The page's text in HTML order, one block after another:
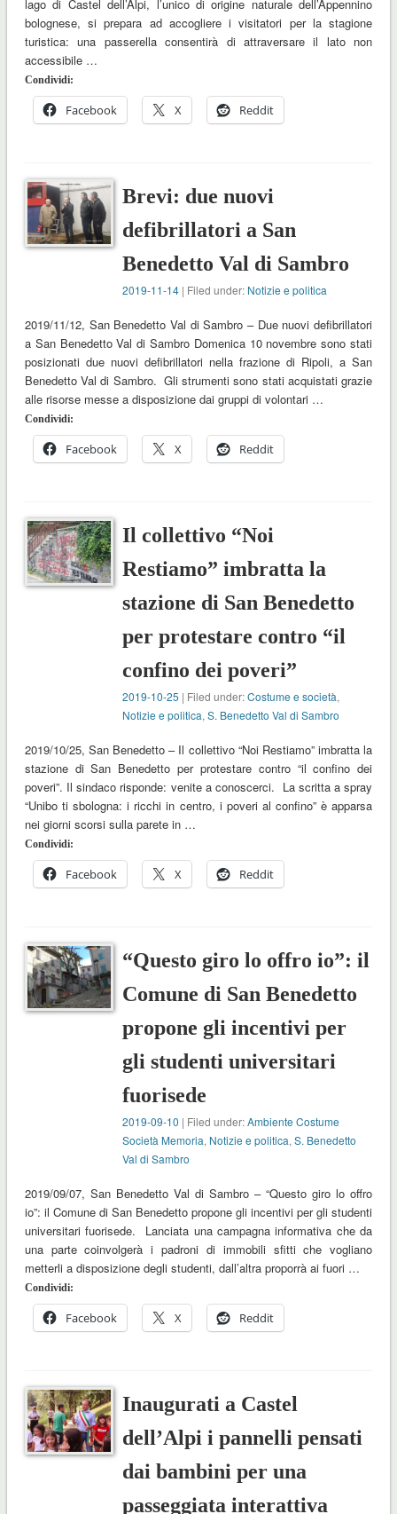
lago di Castel dell’Alpi, l’unico di origine naturale dell’Appennino
bolognese, si prepara ad accogliere i visitatori per la stagione
turistica: una passerella consentirà di attraversare il lato non
accessibile …
Condividi:
Facebook X Reddit
Brevi: due nuovi
defibrillatori a San
Benedetto Val di Sambro
2019-11-14 | Filed under: Notizie e politica
2019/11/12, San Benedetto Val di Sambro – Due nuovi defibrillatori
a San Benedetto Val di Sambro Domenica 10 novembre sono stati
posizionati due nuovi defibrillatori nella frazione di Ripoli, a San
Benedetto Val di Sambro. Gli strumenti sono stati acquistati grazie
alle risorse messe a disposizione dai gruppi di volontari …
Condividi:
Facebook X Reddit
Il collettivo “Noi
Restiamo” imbratta la
stazione di San Benedetto
per protestare contro “il
confino dei poveri”
2019-10-25 | Filed under:Costume e società,
Notizie e politica,S. Benedetto Val di Sambro
2019/10/25, San Benedetto – Il collettivo “Noi Restiamo” imbratta la
stazione di San Benedetto per protestare contro “il confino dei
poveri”. Il sindaco risponde: venite a conoscerci. La scritta a spray
“Unibo ti sbologna: i ricchi in centro, i poveri al confino” è apparsa
nei giorni scorsi sulla parete in …
Condividi:
Facebook X Reddit
“Questo giro lo offro io”: il
Comune di San Benedetto
propone gli incentivi per
gli studenti universitari
fuorisede
2019-09-10 | Filed under:Ambiente Costume
Società Memoria, Notizie e politica,S. Benedetto
Val di Sambro
2019/09/07, San Benedetto Val di Sambro – “Questo giro lo offro
io”: il Comune di San Benedetto propone gli incentivi per gli studenti
universitari fuorisede. Lanciata una campagna informativa che da
una parte coinvolgerà i padroni di immobili sfitti che vogliano
metterli a disposizione degli studenti, dall’altra proporrà ai fuori …
Condividi:
Facebook X Reddit
Inaugurati a Castel
dell’Alpi i pannelli pensati
dai bambini per una
passeggiata interattiva